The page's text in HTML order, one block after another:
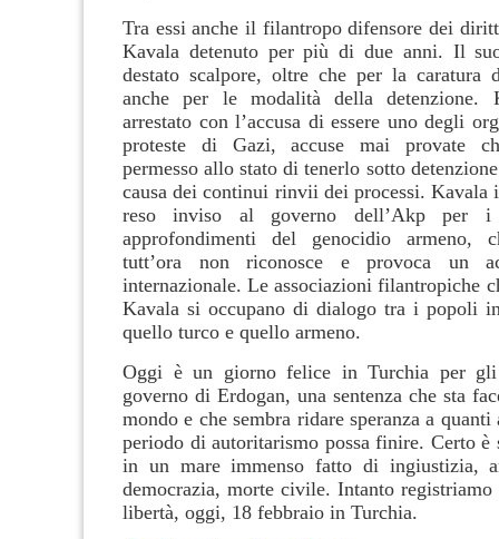
Tra essi anche il filantropo difensore dei
Kavala detenuto per più di due anni. Il
destato scalpore, oltre che per la caratura
anche per le modalità della detenzione.
arrestato con l’accusa di essere uno degli
proteste di Gazi, accuse mai provate
permesso allo stato di tenerlo sotto
causa dei continui rinvii dei processi. Kavala
reso inviso al governo dell’Akp per
approfondimenti del genocidio armeno,
tutt’ora non riconosce e provoca un
internazionale. Le associazioni filantropiche
Kavala si occupano di dialogo tra i popoli
quello turco e quello armeno.
Oggi è un giorno felice in Turchia per
governo di Erdogan, una sentenza che sta
mondo e che sembra ridare speranza a quanti
periodo di autoritarismo possa finire. Certo è
in un mare immenso fatto di ingiustizia,
democrazia, morte civile. Intanto
libertà, oggi, 18 febbraio in Turchia.